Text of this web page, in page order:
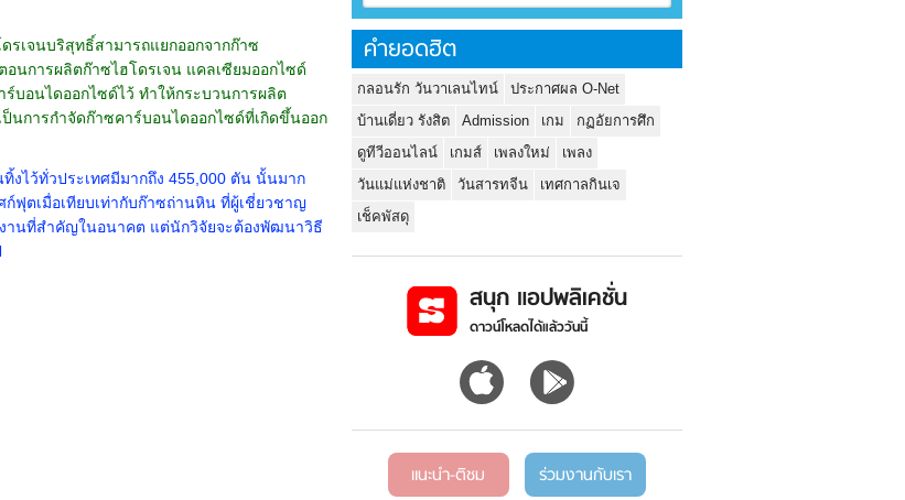
รเจนบริสุทธิ์สามารถแยกออกจากก๊าซ
อนการผลิตก๊าซไฮโดรเจน แคลเซียมออกไซด์
บอนไดออกไซด์ไว้ ทำให้กระบวนการผลิต
นการกำจัดก๊าซคาร์บอนไดออกไซด์ที่เกิดขึ้นออก
งไว้ทั่วประเทศมีมากถึง 455,000 ตัน นั้นมาก
ฟุตเมื่อเทียบเท่ากับก๊าซถ่านหิน ที่ผู้เชี่ยวชาญ
านที่สำคัญในอนาคต แต่นักวิจัยจะต้องพัฒนาวิธี
คำยอดฮิต
กลอนรัก วันวาเลนไทน์
ประกาศผล O-Net
บ้านเดี่ยว รังสิต
Admission เกม
กฏอัยการศึก
ดูทีวีออนไลน์
เกมส์ เพลงใหม่
เพลง
วันแม่แห่งชาติ
วันสารทจีน
เทศกาลกินเจ
เช็คพัสดุ
สนุก แอปพลิเคชั่น
ดาวน์โหลดได้แล้ววันนี้
แนะนำ-ติชม ร่วมงานกับเรา